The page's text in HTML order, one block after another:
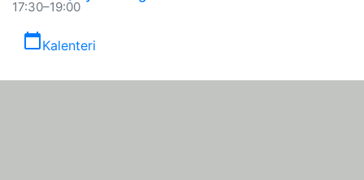
17:30–19:00
calendar_todayKalenteri